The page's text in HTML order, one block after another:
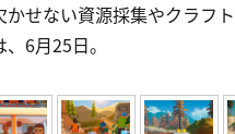
かせない資源採集やクラフ
6月25日。